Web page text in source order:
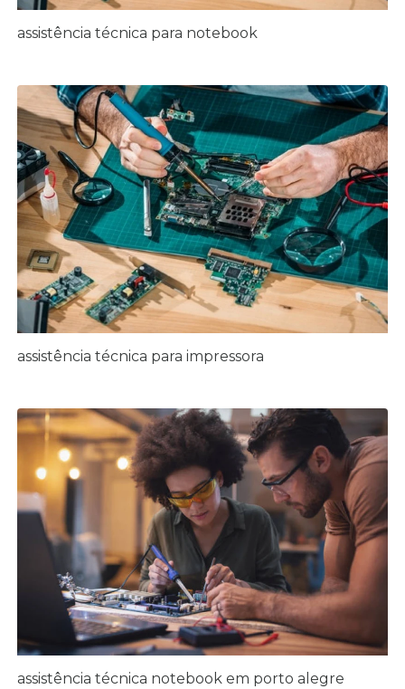
assistência técnica para notebook
assistência técnica para impressora
assistência técnica notebook em porto alegre